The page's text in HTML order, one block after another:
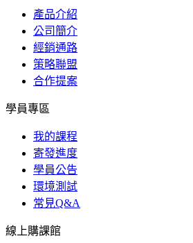
產品介紹
公司簡介
經銷通路
策略聯盟
合作提案
學員專區
我的課程
寄發進度
學員公告
環境測試
常見Q&A
線上購課館